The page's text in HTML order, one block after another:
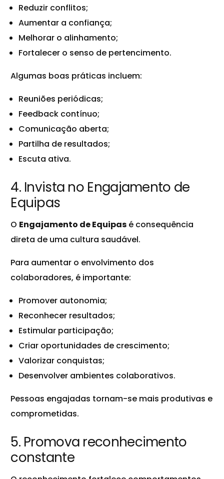
Reduzir conflitos;
Aumentar a confiança;
Melhorar o alinhamento;
Fortalecer o senso de pertencimento.
Algumas boas práticas incluem:
Reuniões periódicas;
Feedback contínuo;
Comunicação aberta;
Partilha de resultados;
Escuta ativa.
4. Invista no Engajamento de
Equipas
O Engajamento de Equipas é consequência
direta de uma cultura saudável.
Para aumentar o envolvimento dos
colaboradores, é importante:
Promover autonomia;
Reconhecer resultados;
Estimular participação;
Criar oportunidades de crescimento;
Valorizar conquistas;
Desenvolver ambientes colaborativos.
Pessoas engajadas tornam-se mais produtivas e
comprometidas.
5. Promova reconhecimento
constante